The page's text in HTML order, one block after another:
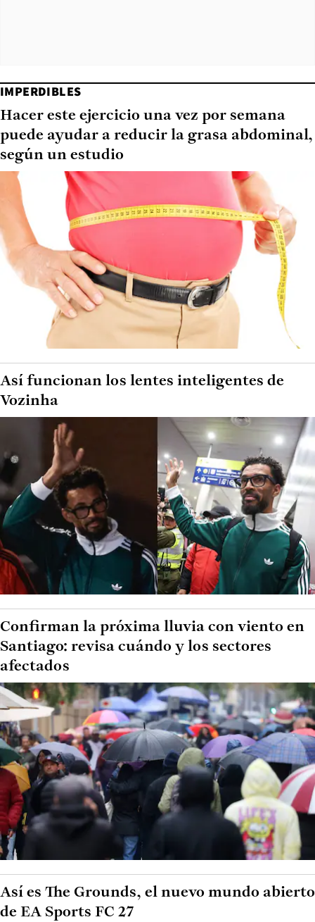
IMPERDIBLES
Hacer este ejercicio una vez por semana
puede ayudar a reducir la grasa abdominal,
según un estudio
Así funcionan los lentes inteligentes de
Vozinha
Confirman la próxima lluvia con viento en
Santiago: revisa cuándo y los sectores
afectados
Así es The Grounds, el nuevo mundo abierto
de EA Sports FC 27